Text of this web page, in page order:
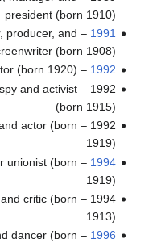
president (born 1910)
1991
–
producer, and
(born 1908)
1992
–
(born 1920)
1992 –
and activist
(born 1915)
1992 –
actor (born
1919)
1994
–
unionist (born
1919)
1994 –
critic (born
1913)
1996
–
dancer (born